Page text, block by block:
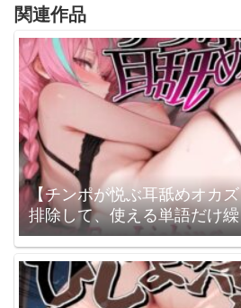
関連作品
【チンポが悦ぶ耳舐めオカ
排除して、使える単語だけ
≫耳舐め超特化【悦ぺろ】